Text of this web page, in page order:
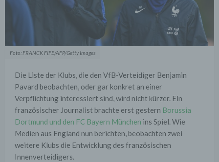
Foto: FRANCK FIFE/AFP/Getty Images
Die Liste der Klubs, die den VfB-Verteidiger Benjamin
Pavard beobachten, oder gar konkret an einer
Verpflichtung interessiert sind, wird nicht kürzer. Ein
französischer Journalist brachte erst gestern Borussia
Dortmund und den FC Bayern München ins Spiel. Wie
Medien aus England nun berichten, beobachten zwei
weitere Klubs die Entwicklung des französischen
Innenverteidigers.